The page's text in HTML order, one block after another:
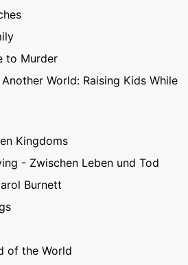
to Murder
World: Raising Kids While
Kingdoms
- Zwischen Leben und Tod
Burnett
of the World